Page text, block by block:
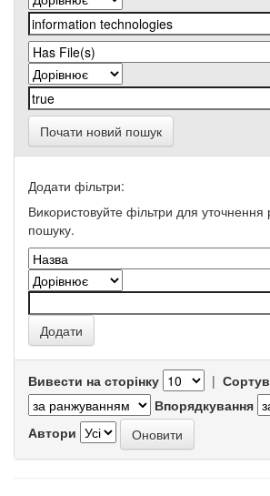
Почати новий пошук
Додати фільтри:
Використовуйте фільтри для уточнення
пошуку.
Вивести на сторінку |
Впорядкування
Автори